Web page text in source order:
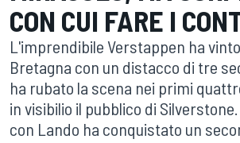
CON CUI FARE I
L'imprendibile Verstappen ha vinto
Bretagna con un distacco di tre
ha rubato la scena nei primi
in visibilio il pubblico di
con Lando ha conquistato un